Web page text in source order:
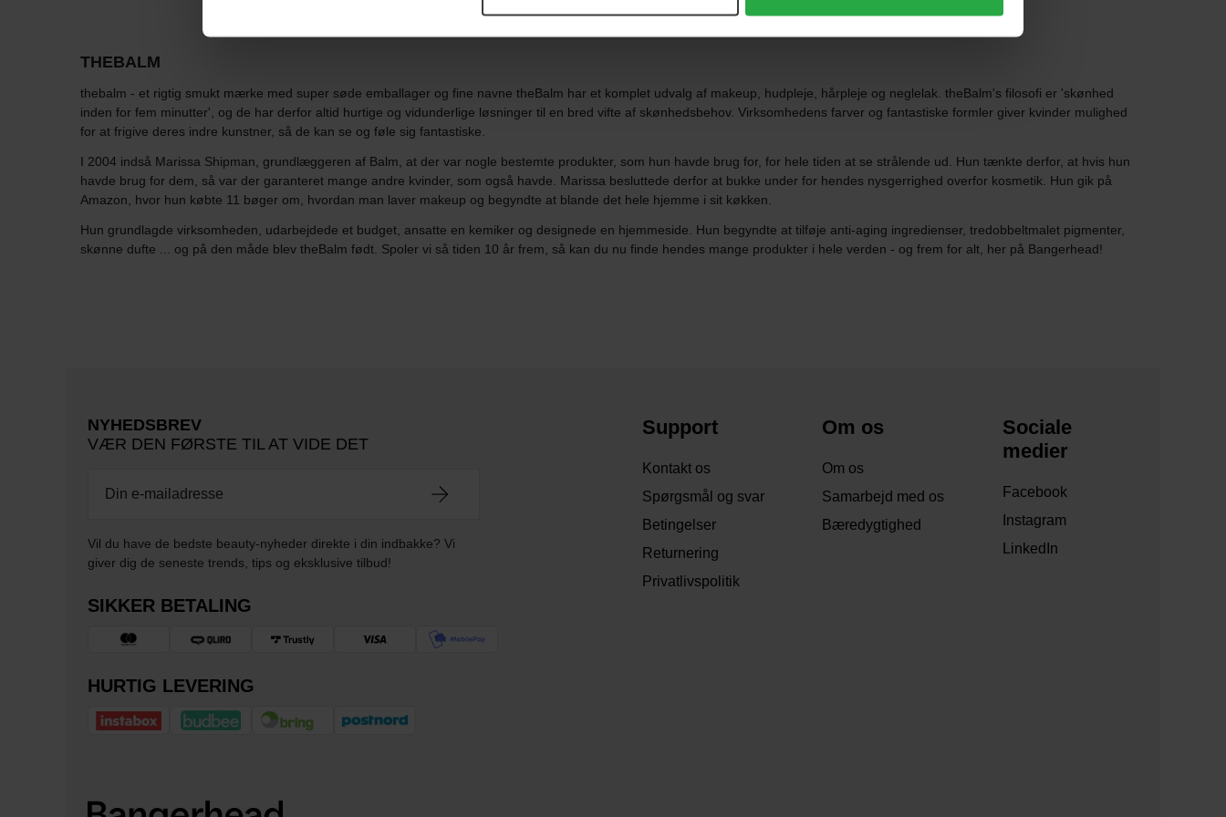
THEBALM
thebalm - et rigtig smukt mærke med super søde emballager og fine navne theBalm har et komplet udvalg af makeup, hudpleje, hårpleje og neglelak. theBalm's filosofi er 'skønhed
inden for fem minutter', og de har derfor altid hurtige og vidunderlige løsninger til en bred vifte af skønhedsbehov. Virksomhedens farver og fantastiske formler giver kvinder mulighed
for at frigive deres indre kunstner, så de kan se og føle sig fantastiske.
I 2004 indså Marissa Shipman, grundlæggeren af Balm, at der var nogle bestemte produkter, som hun havde brug for, for hele tiden at se strålende ud. Hun tænkte derfor, at hvis hun
havde brug for dem, så var der garanteret mange andre kvinder, som også havde. Marissa besluttede derfor at bukke under for hendes nysgerrighed overfor kosmetik. Hun gik på
Amazon, hvor hun købte 11 bøger om, hvordan man laver makeup og begyndte at blande det hele hjemme i sit køkken.
Hun grundlagde virksomheden, udarbejdede et budget, ansatte en kemiker og designede en hjemmeside. Hun begyndte at tilføje anti-aging ingredienser, tredobbeltmalet pigmenter,
skønne dufte ... og på den måde blev theBalm født. Spoler vi så tiden 10 år frem, så kan du nu finde hendes mange produkter i hele verden - og frem for alt, her på Bangerhead!
NYHEDSBREV
VÆR DEN FØRSTE TIL AT VIDE DET
Vil du have de bedste beauty-nyheder direkte i din indbakke? Vi
giver dig de seneste trends, tips og eksklusive tilbud!
SIKKER BETALING
HURTIG LEVERING
Support
Kontakt os
Spørgsmål og svar
Betingelser
Returnering
Privatlivspolitik
Om os
Om os
Samarbejd med os
Bæredygtighed
Sociale
medier
Facebook
Instagram
LinkedIn